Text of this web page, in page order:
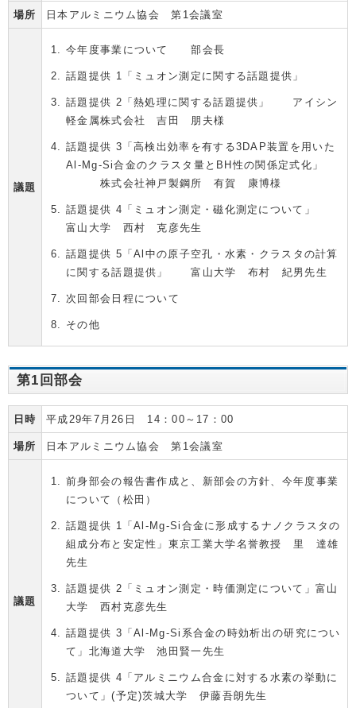
場所 日本アルミニウム協会 第1会議室
議題
今年度事業について 部会長
話題提供 1「ミュオン測定に関する話題提供」
話題提供 2「熱処理に関する話題提供」 アイシン
軽金属株式会社 吉田 朋夫様
話題提供 3「高検出効率を有する3DAP装置を用いた
Al-Mg-Si合金のクラスタ量とBH性の関係定式化」
株式会社神戸製鋼所 有賀 康博様
話題提供 4「ミュオン測定・磁化測定について」
富山大学 西村 克彦先生
話題提供 5「Al中の原子空孔・水素・クラスタの計算
に関する話題提供」 富山大学 布村 紀男先生
次回部会日程について
その他
第1回部会
日時 平成29年7月26日 14：00～17：00
場所 日本アルミニウム協会 第1会議室
議題
前身部会の報告書作成と、新部会の方針、今年度事業
について（松田）
話題提供 1「Al-Mg-Si合金に形成するナノクラスタの
組成分布と安定性」東京工業大学名誉教授 里 達雄
先生
話題提供 2「ミュオン測定・時価測定について」富山
大学 西村克彦先生
話題提供 3「Al-Mg-Si系合金の時効析出の研究につい
て」北海道大学 池田賢一先生
話題提供 4「アルミニウム合金に対する水素の挙動に
ついて」(予定)茨城大学 伊藤吾朗先生